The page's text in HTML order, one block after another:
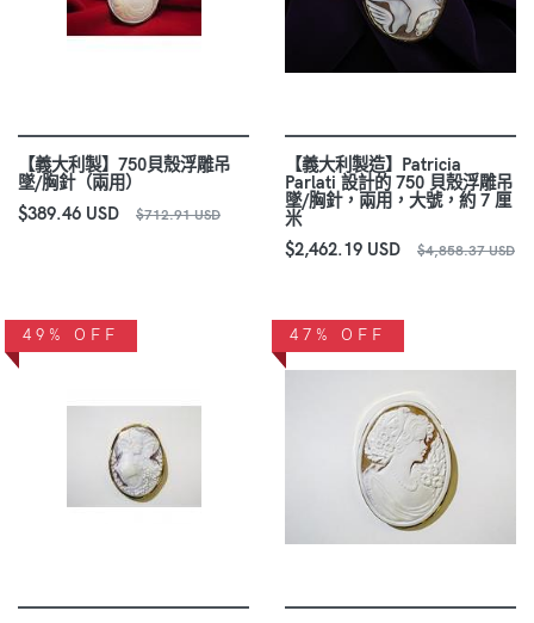
【義大利製】750貝殼浮雕吊
墜/胸針（兩用）
$389.46 USD
$712.91 USD
【義大利製造】Patricia
Parlati 設計的 750 貝殼浮雕吊
墜/胸針，兩用，大號，約 7 厘
米
$2,462.19 USD
$4,858.37 USD
49% OFF 47% OFF